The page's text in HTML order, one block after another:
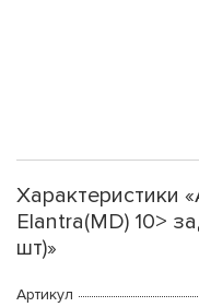
Характеристики
Elantra(MD) 10>
шт)»
Артикул